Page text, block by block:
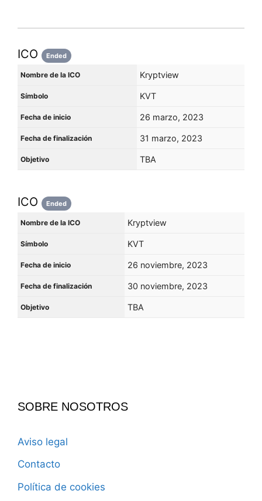
ICO Ended
Nombre de la ICO Kryptview
Símbolo KVT
Fecha de inicio 26 marzo, 2023
Fecha de finalización 31 marzo, 2023
Objetivo TBA
ICO Ended
Nombre de la ICO Kryptview
Símbolo KVT
Fecha de inicio 26 noviembre, 2023
Fecha de finalización 30 noviembre, 2023
Objetivo TBA
SOBRE NOSOTROS
Aviso legal
Contacto
Política de cookies